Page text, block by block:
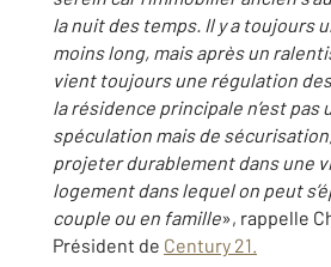
la nuit des temps. Il y a toujours
moins long, mais après un
vient toujours une régulation
la résidence principale n’est pas
spéculation mais de
projeter durablement dans une
logement dans lequel on peut
couple ou en famille», rappelle
Président de Century 21.